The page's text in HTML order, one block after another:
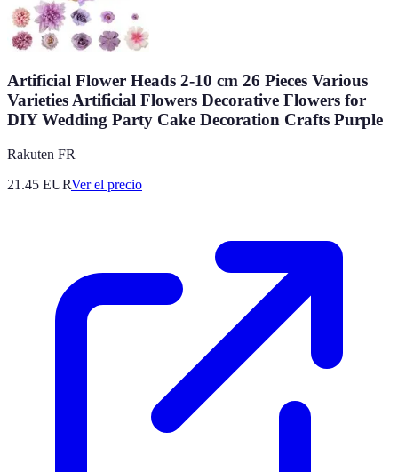
Artificial Flower Heads 2-10 cm 26 Pieces Various
Varieties Artificial Flowers Decorative Flowers for
DIY Wedding Party Cake Decoration Crafts Purple
Rakuten FR
21.45 EURVer el precio